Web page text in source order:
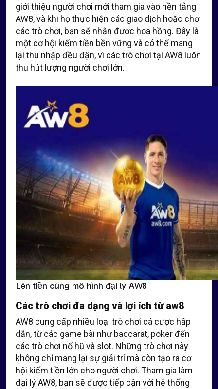
giới thiệu người chơi mới tham gia vào nền tảng
AW8, và khi họ thực hiện các giao dịch hoặc chơi
các trò chơi, bạn sẽ nhận được hoa hồng. Đây là
một cơ hội kiếm tiền bền vững và có thể mang
lại thu nhập đều đặn, vì các trò chơi tại AW8 luôn
thu hút lượng người chơi lớn.
Lên tiền cùng mô hình đại lý AW8
Các trò chơi đa dạng và lợi ích từ aw8
AW8 cung cấp nhiều loại trò chơi cá cược hấp
dẫn, từ các game bài như baccarat, poker đến
các trò chơi nổ hũ và slot. Những trò chơi này
không chỉ mang lại sự giải trí mà còn tạo ra cơ
hội kiếm tiền lớn cho người chơi. Tham gia làm
đại lý AW8, bạn sẽ được tiếp cận với hệ thống